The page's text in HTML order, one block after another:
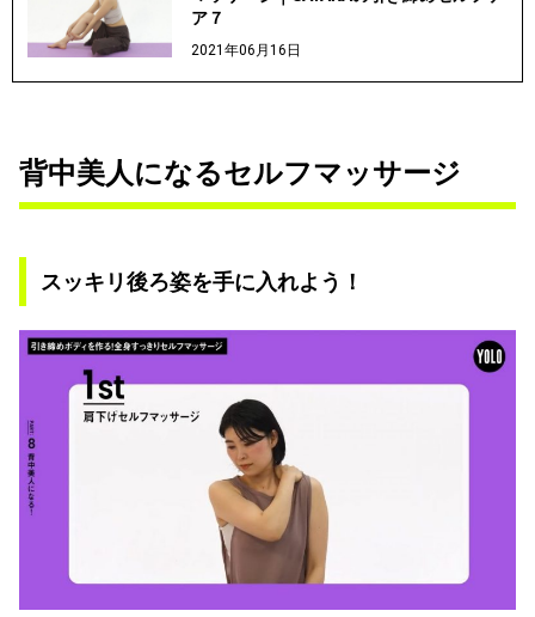
ア７
2021年06月16日
背中美人になるセルフマッサージ
スッキリ後ろ姿を手に入れよう！